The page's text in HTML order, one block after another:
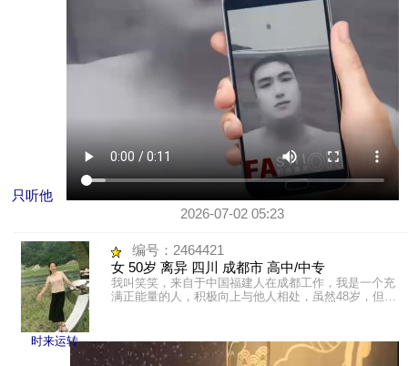
只听他
2026-07-02 05:23
时来运转
编号：2464421
女 50岁 离异 四川 成都市 高中/中专
我叫笑笑，来自于中国福建人在成都工作，我是一个充
满正能量的人，积极向上与他人相处，虽然48岁，但我